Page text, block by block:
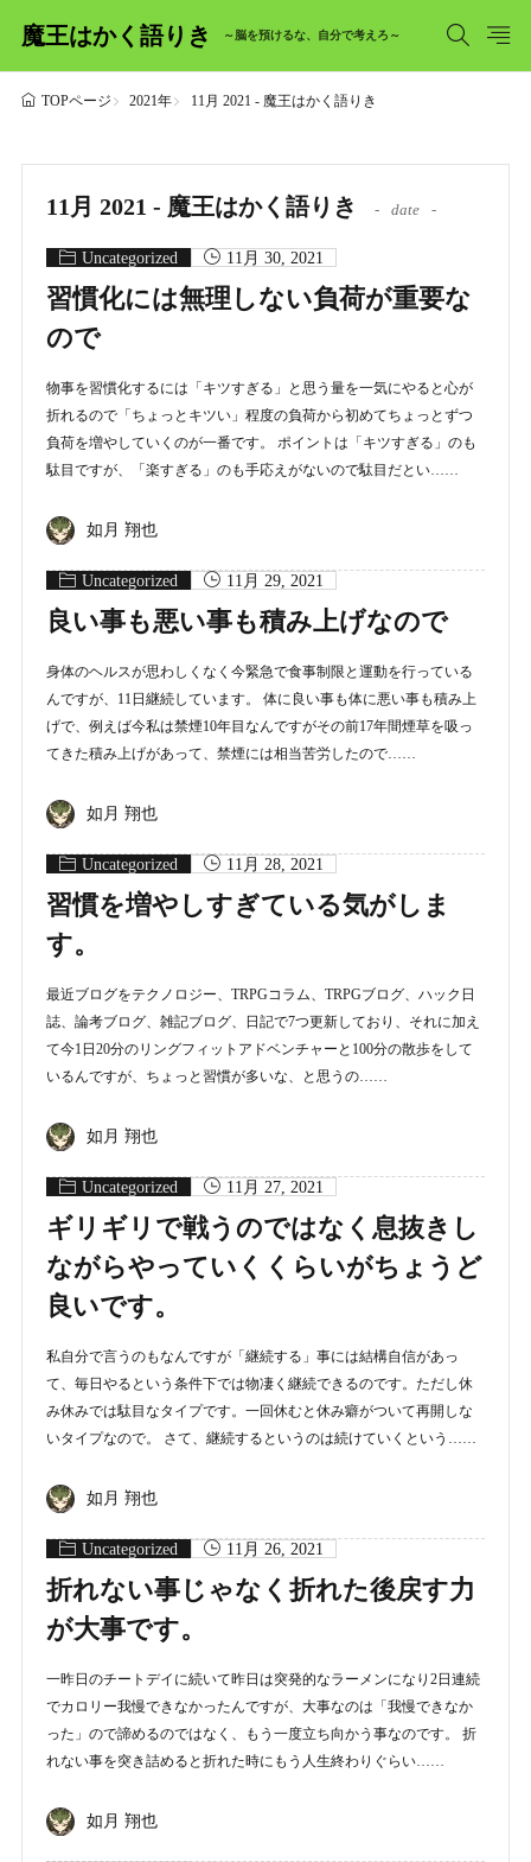
魔王はかく語りき ～脳を預けるな、自分で考えろ～
TOPページ 2021年 11月 2021 - 魔王はかく語りき
11月 2021 - 魔王はかく語りき date
Uncategorized 11月 30, 2021
習慣化には無理しない負荷が重要な
ので
物事を習慣化するには「キツすぎる」と思う量を一気にやると心が
折れるので「ちょっとキツい」程度の負荷から初めてちょっとずつ
負荷を増やしていくのが一番です。 ポイントは「キツすぎる」のも
駄目ですが、「楽すぎる」のも手応えがないので駄目だとい……
如月 翔也
Uncategorized 11月 29, 2021
良い事も悪い事も積み上げなので
身体のヘルスが思わしくなく今緊急で食事制限と運動を行っている
んですが、11日継続しています。 体に良い事も体に悪い事も積み上
げで、例えば今私は禁煙10年目なんですがその前17年間煙草を吸っ
てきた積み上げがあって、禁煙には相当苦労したので……
如月 翔也
Uncategorized 11月 28, 2021
習慣を増やしすぎている気がしま
す。
最近ブログをテクノロジー、TRPGコラム、TRPGブログ、ハック日
誌、論考ブログ、雑記ブログ、日記で7つ更新しており、それに加え
て今1日20分のリングフィットアドベンチャーと100分の散歩をして
いるんですが、ちょっと習慣が多いな、と思うの……
如月 翔也
Uncategorized 11月 27, 2021
ギリギリで戦うのではなく息抜きし
ながらやっていくくらいがちょうど
良いです。
私自分で言うのもなんですが「継続する」事には結構自信があっ
て、毎日やるという条件下では物凄く継続できるのです。ただし休
み休みでは駄目なタイプです。一回休むと休み癖がついて再開しな
いタイプなので。 さて、継続するというのは続けていくという……
如月 翔也
Uncategorized 11月 26, 2021
折れない事じゃなく折れた後戻す力
が大事です。
一昨日のチートデイに続いて昨日は突発的なラーメンになり2日連続
でカロリー我慢できなかったんですが、大事なのは「我慢できなか
った」ので諦めるのではなく、もう一度立ち向かう事なのです。 折
れない事を突き詰めると折れた時にもう人生終わりぐらい……
如月 翔也